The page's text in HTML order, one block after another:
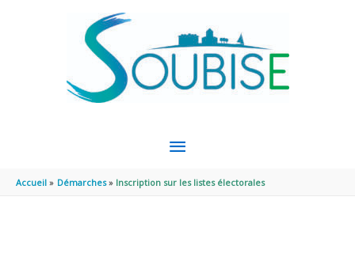
MENU
PRINCIPAL
Accueil Démarches Inscription sur les listes électorales